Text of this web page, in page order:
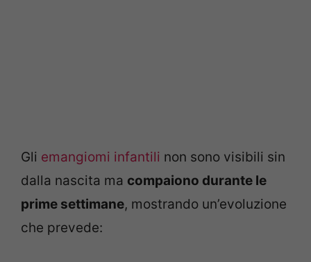
Gli emangiomi infantili non sono visibili sin
dalla nascita ma compaiono durante le
prime settimane, mostrando un’evoluzione
che prevede: